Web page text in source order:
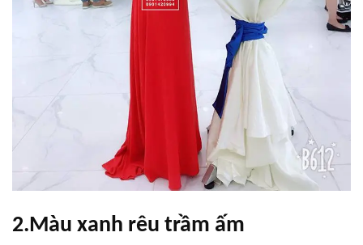
2.Màu xanh rêu trầm ấm